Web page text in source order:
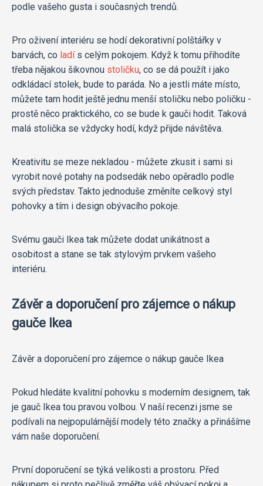
podle vašeho gusta i současných trendů.
Pro oživení interiéru se hodí dekorativní polštářky v
barvách, co ladís celým pokojem. Když k tomu přihodíte
třeba nějakou šikovnou stoličku, co se dá použít i jako
odkládací stolek, bude to paráda. No a jestli máte místo,
můžete tam hodit ještě jednu menší stoličku nebo poličku -
prostě něco praktického, co se bude k gauči hodit. Taková
malá stolička se vždycky hodí, když přijde návštěva.
Kreativitu se meze nekladou - můžete zkusit i sami si
vyrobit nové potahy na podsedák nebo opěradlo podle
svých představ. Takto jednoduše změníte celkový styl
pohovky a tím i design obývacího pokoje.
Svému gauči Ikea tak můžete dodat unikátnost a
osobitost a stane se tak stylovým prvkem vašeho
interiéru.
Závěr a doporučení pro zájemce o nákup
gauče Ikea
Závěr a doporučení pro zájemce o nákup gauče Ikea
Pokud hledáte kvalitní pohovku s moderním designem, tak
je gauč Ikea tou pravou volbou. V naší recenzi jsme se
podívali na nejpopulárnější modely této značky a přinášíme
vám naše doporučení.
První doporučení se týká velikosti a prostoru. Před